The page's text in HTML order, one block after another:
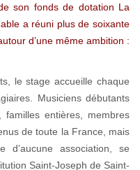
son fonds de dotation La
a réuni plus de soixante
d’une même ambition :
le stage accueille chaque
Musiciens débutants
entières, membres
de toute la France, mais
d’aucune association, se
Saint-Joseph de Saint-